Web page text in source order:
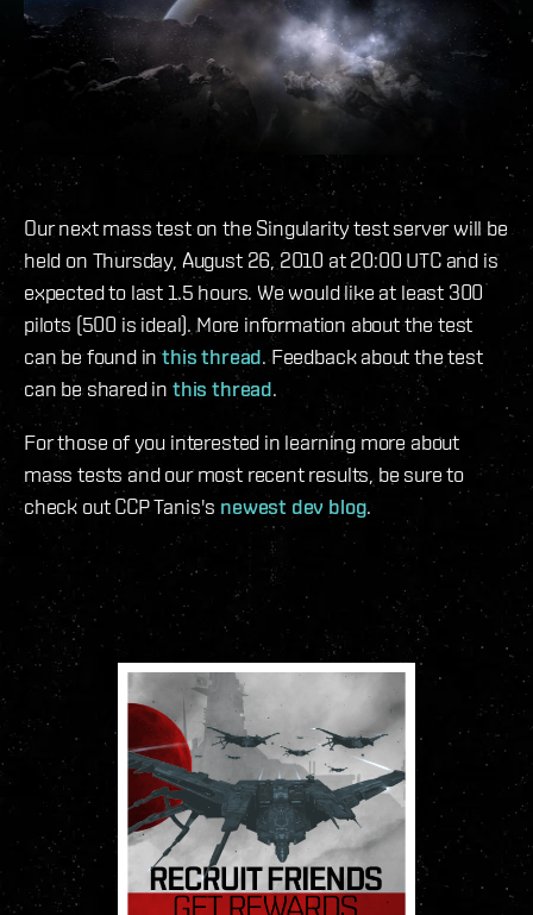
Our next mass test on the Singularity test server will be
held on Thursday, August 26, 2010 at 20:00 UTC and is
expected to last 1.5 hours. We would like at least 300
pilots (500 is ideal). More information about the test
can be found inthis thread. Feedback about the test
can be shared in this thread.
For those of you interested in learning more about
mass tests and our most recent results, be sure to
check out CCP Tanis's newest dev blog.